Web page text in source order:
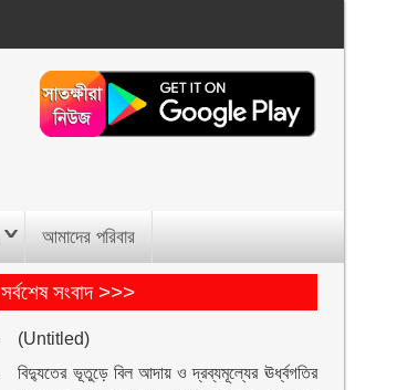
আমাদের পরিবার
সর্বশেষ সংবাদ >>>
(Untitled)
বিদ্যুতের ভূতুড়ে বিল আদায় ও দ্রব্যমূল্যের ঊর্ধ্বগতির